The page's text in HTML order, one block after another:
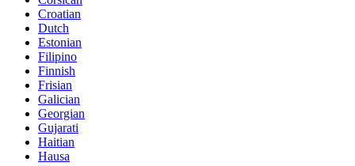
Croatian
Dutch
Estonian
Filipino
Finnish
Frisian
Galician
Georgian
Gujarati
Haitian
Hausa